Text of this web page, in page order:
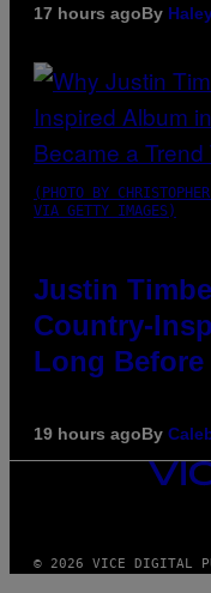
17 hours agoBy
(PHOTO BY
VIA GETTY IMAGES)
Justin
Country-
Long Before
19 hours agoBy
VICE
MEDIA
© 2026 VICE DIGITAL